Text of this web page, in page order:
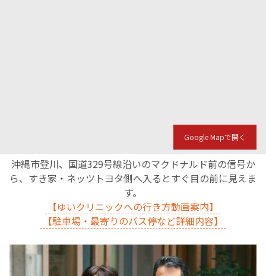
Google Mapで開く
沖縄市登川、国道329号線沿いのマクドナルド前の信号か
ら、すき家・ネッツトヨタ側へ入るとすぐ目の前に見えま
す。
【ゆいクリニックへの行き方動画案内】
【駐車場・最寄りのバス停など詳細内容】